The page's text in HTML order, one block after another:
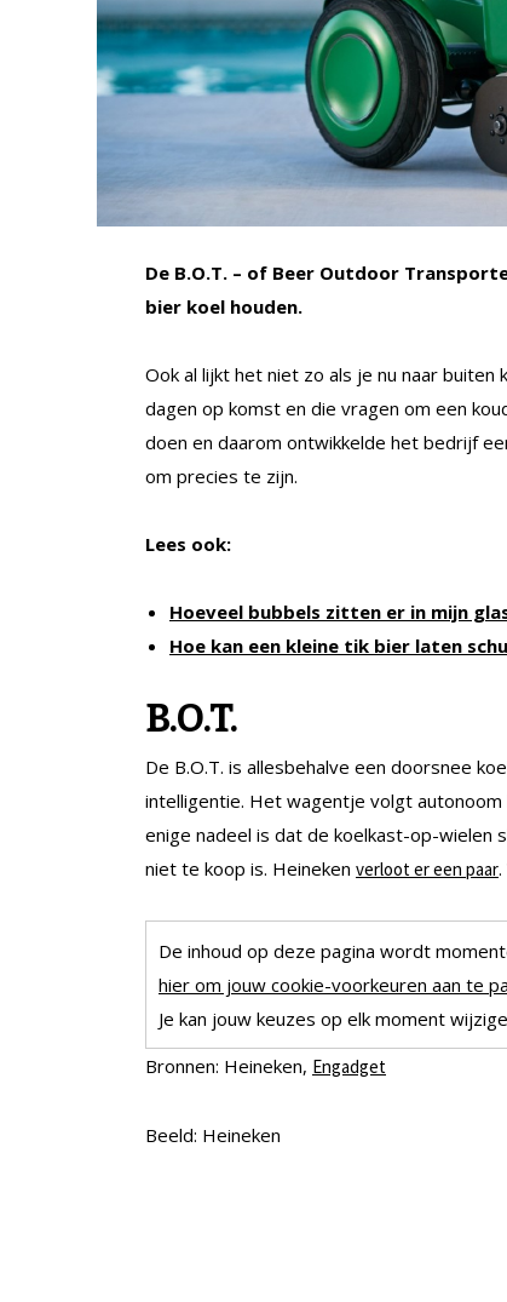
De B.O.T. – of Beer Outdoor
bier koel houden.
Ook al lijkt het niet zo als je nu naar buiten
dagen op komst en die vragen om een
doen en daarom ontwikkelde het bedrijf
om precies te zijn.
Lees ook:
Hoeveel bubbels zitten er in mijn
Hoe kan een kleine tik bier laten
B.O.T.
De B.O.T. is allesbehalve een doorsnee
intelligentie. Het wagentje volgt
enige nadeel is dat de koelkast-op-wielen
niet te koop is. Heineken verloot er een paar
De inhoud op deze pagina wordt
hier om jouw cookie-voorkeuren aan te
Je kan jouw keuzes op elk moment
Bronnen: Heineken, Engadget
Beeld: Heineken